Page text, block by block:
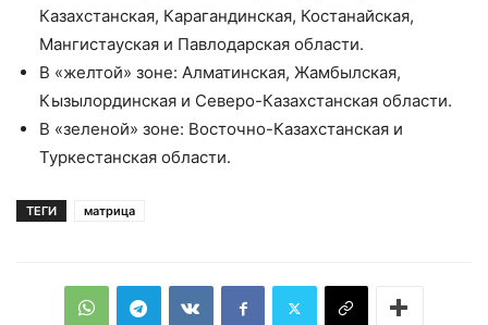
Казахстанская, Карагандинская, Костанайская,
Мангистауская и Павлодарская области.
В «желтой» зоне: Алматинская, Жамбылская,
Кызылординская и Северо-Казахстанская области.
В «зеленой» зоне: Восточно-Казахстанская и
Туркестанская области.
ТЕГИ матрица